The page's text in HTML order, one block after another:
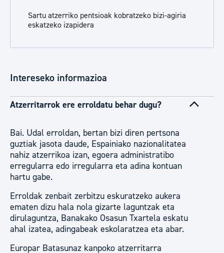
Sartu atzerriko pentsioak kobratzeko bizi-agiria
eskatzeko izapidera
Intereseko informazioa
Atzerritarrok ere erroldatu behar dugu?
Bai. Udal erroldan, bertan bizi diren pertsona
guztiak jasota daude, Espainiako nazionalitatea
nahiz atzerrikoa izan, egoera administratibo
erregularra edo irregularra eta adina kontuan
hartu gabe.
Erroldak zenbait zerbitzu eskuratzeko aukera
ematen dizu hala nola gizarte laguntzak eta
dirulaguntza, Banakako Osasun Txartela eskatu
ahal izatea, adingabeak eskolaratzea eta abar.
Europar Batasunaz kanpoko atzerritarra